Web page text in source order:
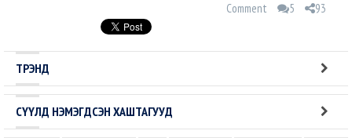
Comment
5 93
ТРЭНД
СҮҮЛД НЭМЭГДСЭН ХАШТАГУУД